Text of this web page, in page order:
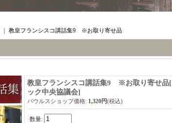
教皇フランシスコ講話集9 ※お取り寄せ品
教皇フランシスコ講話集9 ※お取り寄せ品[
ック中央協議会]
パウルスショップ価格: 1,320円(税込)
数量: